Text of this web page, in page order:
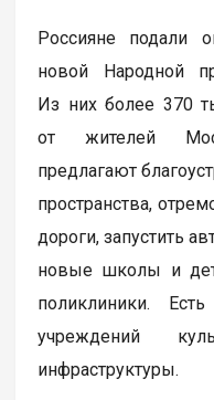
Россияне подали
новой Народной
Из них более 370
от жителей
предлагают
пространства,
дороги, запустить
новые школы и
поликлиники.
учреждений
инфраструктуры.